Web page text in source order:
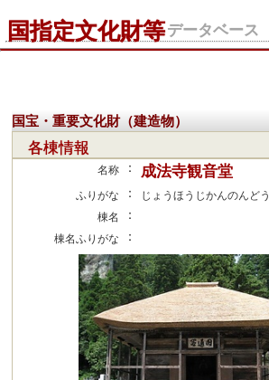
国指定文化財等データベース
国宝・重要文化財（建造物）
各棟情報
名称 ： 成法寺観音堂
ふりがな ：
じょうほうじかんのんどう
棟名
：
棟名ふりがな ：